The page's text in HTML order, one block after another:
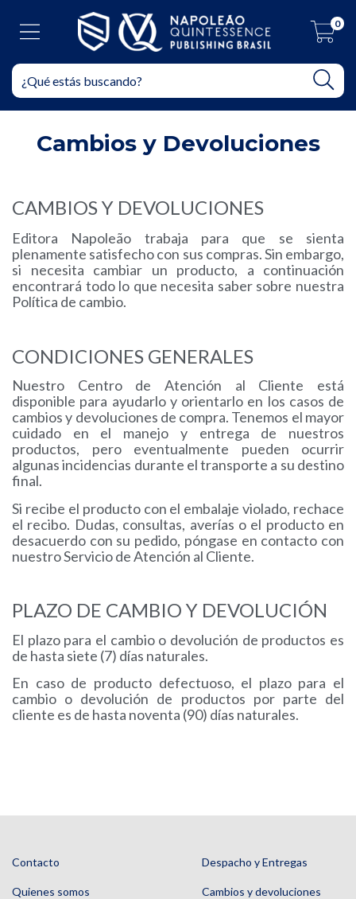
0
Cambios y Devoluciones
CAMBIOS Y DEVOLUCIONES
Editora Napoleão trabaja para que se sienta
plenamente satisfecho con sus compras. Sin embargo,
si necesita cambiar un producto, a continuación
encontrará todo lo que necesita saber sobre nuestra
Política de cambio.
CONDICIONES GENERALES
Nuestro Centro de Atención al Cliente está
disponible para ayudarlo y orientarlo en los casos de
cambios y devoluciones de compra. Tenemos el mayor
cuidado en el manejo y entrega de nuestros
productos, pero eventualmente pueden ocurrir
algunas incidencias durante el transporte a su destino
final.
Si recibe el producto con el embalaje violado, rechace
el recibo. Dudas, consultas, averías o el producto en
desacuerdo con su pedido, póngase en contacto con
nuestro Servicio de Atención al Cliente.
PLAZO DE CAMBIO Y DEVOLUCIÓN
El plazo para el cambio o devolución de productos es
de hasta siete (7) días naturales.
En caso de producto defectuoso, el plazo para el
cambio o devolución de productos por parte del
cliente es de hasta noventa (90) días naturales.
Contacto
Quienes somos
Despacho y Entregas
Cambios y devoluciones